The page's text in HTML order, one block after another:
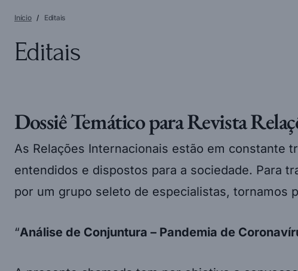
Início Editais
Editais
Dossiê Temático para Revista
As Relações Internacionais estão em constante
entendidos e dispostos para a sociedade. Para
por um grupo seleto de especialistas, tornamos
“Análise de Conjuntura – Pandemia de